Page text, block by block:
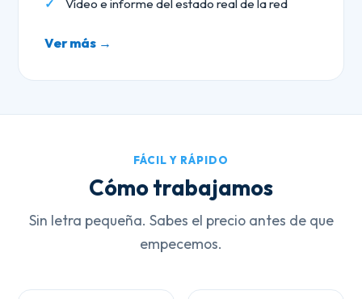
Vídeo e informe del estado real de la red
Ver más →
FÁCIL Y RÁPIDO
Cómo trabajamos
Sin letra pequeña. Sabes el precio antes de que
empecemos.